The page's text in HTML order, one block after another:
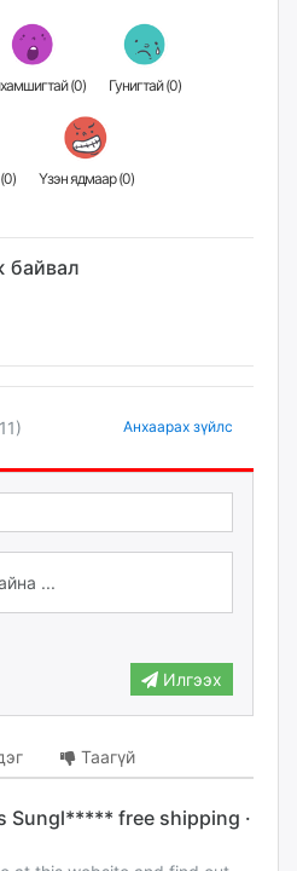
Гайхамшигтай (0) Гунигтай (0)
Жихүүцмээр (0) Үзэн ядмаар (0)
байвал
Анхаарах зүйлс
Илгээх
Таагүй
Fake Oakley Frogskins Sungl***** free shipping ·